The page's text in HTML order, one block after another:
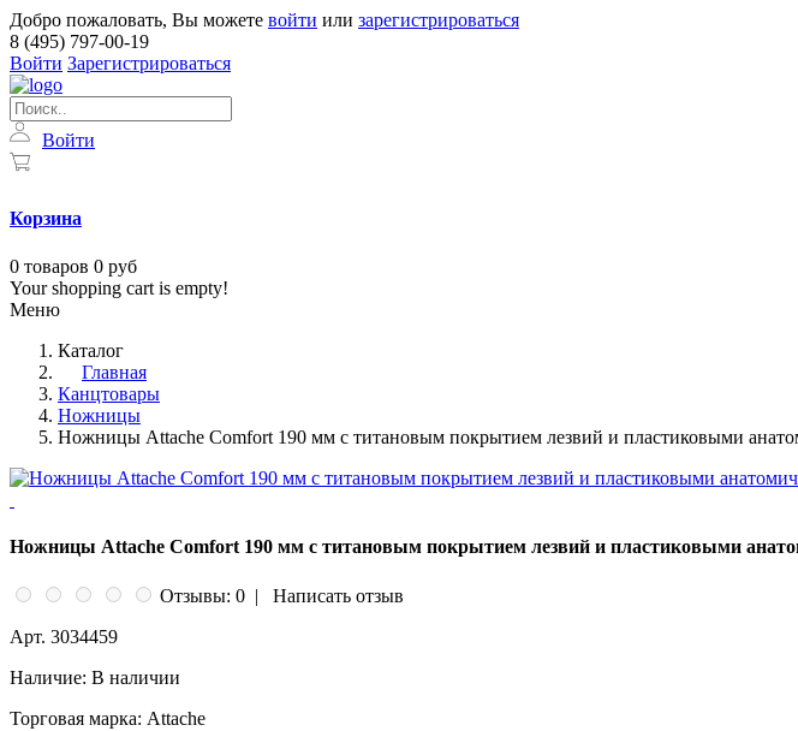
Добро пожаловать, Вы можете войти или зарегистрироваться
8 (495) 797-00-19
Войти Зарегистрироваться
Войти
Корзина
0 товаров 0 руб
Your shopping cart is empty!
Меню
Каталог
Главная
Канцтовары
Ножницы
Ножницы Attache Comfort 190 мм с титановым покрытием лезвий и пластиковыми
Ножницы Attache Comfort 190 мм с титановым покрытием лезвий и пластиковыми
Отзывы: 0 |
Написать отзыв
Арт. 3034459
Наличие: В наличии
Торговая марка: Attache